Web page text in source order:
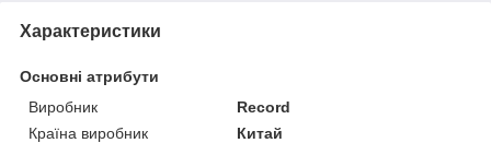
Характеристики
Основні атрибути
Виробник
Record
Країна виробник
Китай